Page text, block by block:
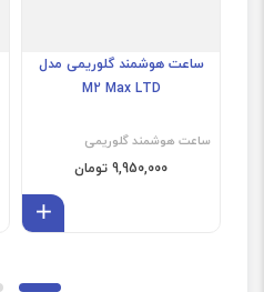
ساعت هوشمند گلوریمی مدل
M2 Max LTD
ساعت هوشمند گلوریمی
9,950,000 تومان